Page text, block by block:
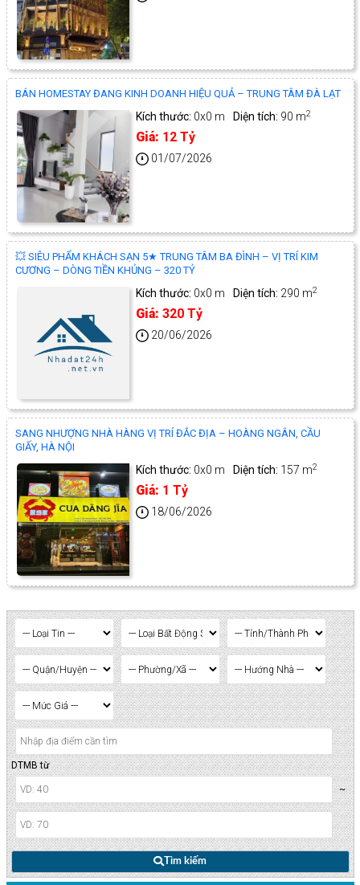
BÁN HOMESTAY ĐANG KINH DOANH HIỆU QUẢ – TRUNG TÂM ĐÀ LẠT
Kích thước: 0x0 m Diện tích: 90 m2
Giá: 12 Tỷ
01/07/2026
💥 SIÊU PHẨM KHÁCH SẠN 5★ TRUNG TÂM BA ĐÌNH – VỊ TRÍ KIM
CƯƠNG – DÒNG TIỀN KHỦNG – 320 TỶ
Kích thước: 0x0 m Diện tích: 290 m2
Giá: 320 Tỷ
20/06/2026
SANG NHƯỢNG NHÀ HÀNG VỊ TRÍ ĐẮC ĐỊA – HOÀNG NGÂN, CẦU
GIẤY, HÀ NỘI
Kích thước: 0x0 m Diện tích: 157 m2
Giá: 1 Tỷ
18/06/2026
DTMB từ
~
Tìm kiếm